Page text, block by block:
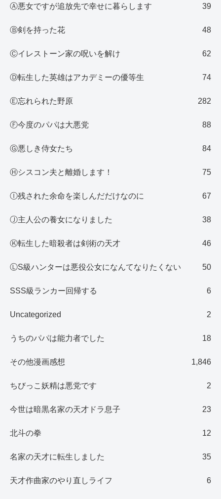
Ⓐ悪女ですが追放先で幸せに暮らします 39
Ⓑ剣を持った花 48
Ⓒイレストーン家の呪いを解け 62
Ⓓ転生した英雄はアカデミーの優等生 74
Ⓔ忘れられた野原 282
Ⓕ今度のパパは大悪党 88
Ⓖ悪しき侍女たち 84
Ⓗシスコン夫と離婚します！ 75
Ⓘ残された余命を楽しんだだけなのに 67
Ⓙ主人公の養女になりました 38
Ⓚ転生した暗殺者は剣術の天才 46
ⓁS級ハンターは悪役公女になんてなりたくない 50
SSS級ランカー回帰する 6
Uncategorized 2
うちのパパは能力者でした 18
その他漫画感想 1,846
ちびっこ妖精は悪党です 2
今世は暗黒名家の天才ドラ息子 23
北斗の拳 12
名家の天才に転生しました 35
天才作曲家のやり直しライフ 6